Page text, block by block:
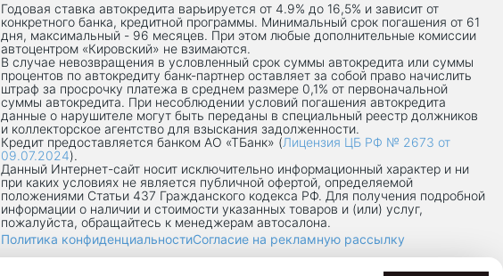
Годовая ставка автокредита варьируется от 4.9% до 16,5% и зависит от
конкретного банка, кредитной программы. Минимальный срок погашения от 61
дня, максимальный - 96 месяцев. При этом любые дополнительные комиссии
автоцентром «Кировский» не взимаются.
В случае невозвращения в условленный срок суммы автокредита или суммы
процентов по автокредиту банк-партнер оставляет за собой право начислить
штраф за просрочку платежа в среднем размере 0,1% от первоначальной
суммы автокредита. При несоблюдении условий погашения автокредита
данные о нарушителе могут быть переданы в специальный реестр должников
и коллекторское агентство для взыскания задолженности.
Кредит предоставляется банком АО «ТБанк» (Лицензия ЦБ РФ № 2673 от
09.07.2024).
Данный Интернет-сaйт носит исключительно информационный характер и ни
при каких условиях не является публичной офертой, определяемой
положениями Статьи 437 Гражданского кодекса РФ. Для получения подробной
информации о наличии и стоимости указанных товаров и (или) услуг,
пожалуйста, обращайтесь к менеджерам автосалона.
Политика конфиденциальностиСогласие на рекламную рассылку